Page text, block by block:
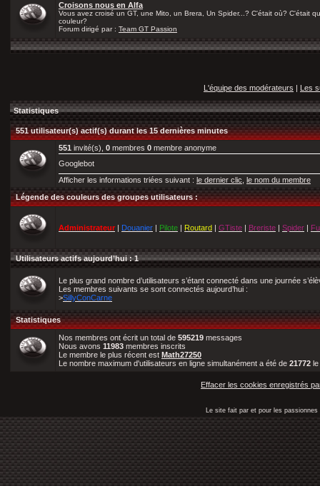
Croisons nous en Alfa
Vous avez croisé un GT, une Mito, un Brera, Un Spider...? C'était où? C'était
couleur?
Forum dirigé par : Team GT Passion
L'équipe des modérateurs | Les
Statistiques
551 utilisateur(s) actif(s) durant les 15 dernières minutes
551 invité(s), 0 membres 0 membre anonyme
Googlebot
Afficher les informations triées suivant : le dernier clic le nom du membre
Légende des couleurs des groupes utilisateurs :
Administrateur | Douanier | Pilote | Routard | GTiste | Breriste | Spider |
Utilisateurs actifs aujourd’hui : 1
Le plus grand nombre d’utilisateurs s’étant connecté dans une journée
Les membres suivants se sont connectés aujourd’hui :
>SillyConCarne
Statistiques
Nos membres ont écrit un total de 595219 messages
Nous avons 11983 membres inscrits
Le membre le plus récent est Math27250
Le nombre maximum d'utilisateurs en ligne simultanément a été de 21772 le
Effacer les cookies enregistrés
Le site fait par et pour les